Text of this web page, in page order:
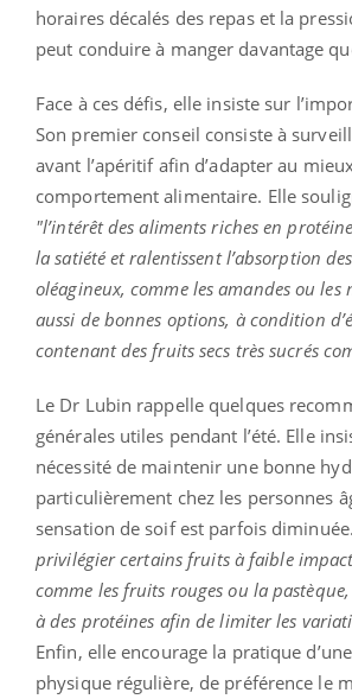
horaires décalés des repas et la
peut conduire à manger davantage
Face à ces défis, elle insiste sur
Son premier conseil consiste à
avant l’apéritif afin d’adapter au
comportement alimentaire. Elle
"l’intérêt des aliments riches en
la satiété et ralentissent l’absorption
oléagineux, comme les amandes ou
aussi de bonnes options, à condition
contenant des fruits secs très sucrés
Le Dr Lubin rappelle quelques
générales utiles pendant l’été. Elle
nécessité de maintenir une bonne
particulièrement chez les personnes
sensation de soif est parfois diminuée.
privilégier certains fruits à faible
comme les fruits rouges ou la
à des protéines afin de limiter les
Enfin, elle encourage la pratique
physique régulière, de préférence le